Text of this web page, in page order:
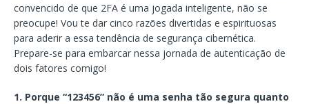
convencido de que 2FA é uma jogada inteligente, não se
preocupe! Vou te dar cinco razões divertidas e espirituosas
para aderir a essa tendência de segurança cibernética.
Prepare-se para embarcar nessa jornada de autenticação de
dois fatores comigo!
1. Porque “123456” não é uma senha tão segura quanto